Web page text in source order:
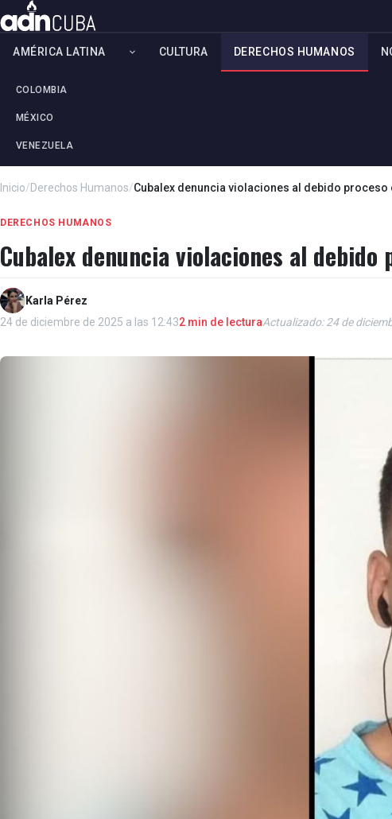
AMÉRICA LATINA
COLOMBIA
MÉXICO
VENEZUELA
CULTURA DERECHOS HUMANOS
Inicio/Derechos Humanos/Cubalex denuncia violaciones al debido
DERECHOS HUMANOS
Cubalex denuncia violaciones al
Karla Pérez
24 de diciembre de 2025 a las 12:432 min de lecturaActualizado: 24 de